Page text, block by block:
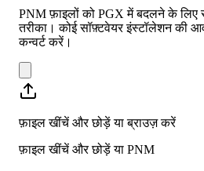
PNM फ़ाइलों को PGX में बदलने के
तरीका। कोई सॉफ़्टवेयर इंस्टॉलेशन की
कन्वर्ट करें।
फ़ाइल खींचें और छोड़ें या ब्राउज़ करें
फ़ाइल खींचें और छोड़ें या PNM